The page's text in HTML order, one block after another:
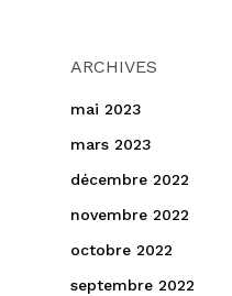
ARCHIVES
mai 2023
mars 2023
décembre 2022
novembre 2022
octobre 2022
septembre 2022